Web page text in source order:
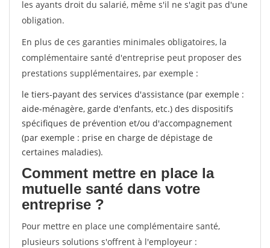
les ayants droit du salarié, même s'il ne s'agit pas d'une
obligation.
En plus de ces garanties minimales obligatoires, la
complémentaire santé d'entreprise peut proposer des
prestations supplémentaires, par exemple :
le tiers-payant des services d'assistance (par exemple :
aide-ménagère, garde d'enfants, etc.) des dispositifs
spécifiques de prévention et/ou d'accompagnement
(par exemple : prise en charge de dépistage de
certaines maladies).
Comment mettre en place la
mutuelle santé dans votre
entreprise ?
Pour mettre en place une complémentaire santé,
plusieurs solutions s'offrent à l'employeur :